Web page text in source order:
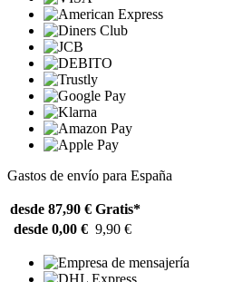
Gastos de envío para España
desde 87,90 € Gratis*
desde 0,00 € 9,90 €